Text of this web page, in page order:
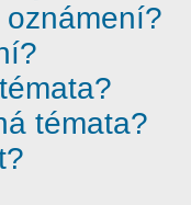
témata?